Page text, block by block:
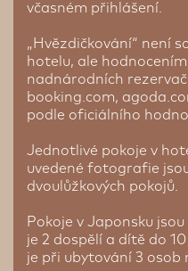
včasném přihlášení.
„Hvězdičkování“ není
hotelu, ale
nadnárodních
booking.com,
podle oficiálního
Jednotlivé pokoje v
uvedené fotografie
dvoulůžkových pokojů.
Pokoje v Japonsku
je 2 dospělí a dítě do
je při ubytování 3 osob